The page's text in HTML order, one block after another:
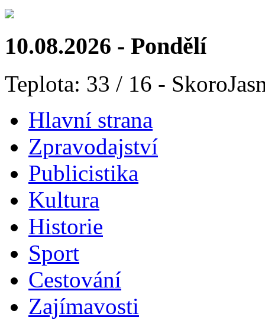
10.08.2026 - Pondělí
Teplota: 33 / 16 -
Hlavní strana
Zpravodajství
Publicistika
Kultura
Historie
Sport
Cestování
Zajímavosti